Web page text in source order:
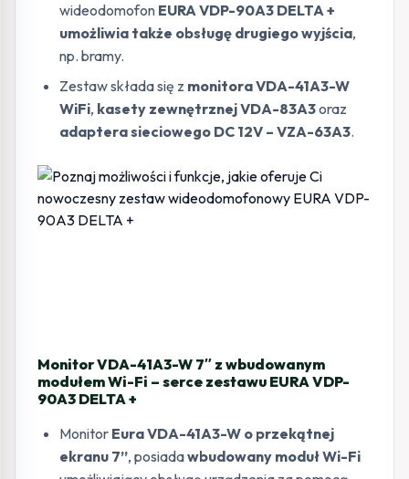
wideodomofon EURA VDP-90A3 DELTA +
umożliwia także obsługę drugiego wyjścia,
np. bramy.
Zestaw składa się z monitora VDA-41A3-W
WiFi, kasety zewnętrznej VDA-83A3oraz
adaptera sieciowego DC 12V – VZA-63A3.
Monitor VDA-41A3-W 7″ z wbudowanym
modułem Wi-Fi – serce zestawu EURA VDP-
90A3 DELTA +
Monitor Eura VDA-41A3-W o przekątnej
ekranu 7”, posiadawbudowany moduł Wi-Fi